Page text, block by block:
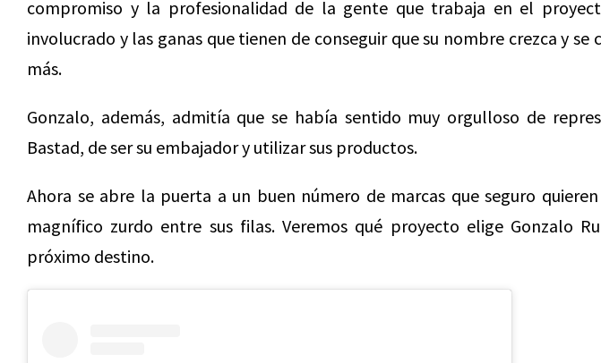
compromiso y la profesionalidad de la gente que trabaja en el
involucrado y las ganas que tienen de conseguir que su nombre crezca y se
más.
Gonzalo, además, admitía que se había sentido muy orgulloso de
Bastad, de ser su embajador y utilizar sus productos.
Ahora se abre la puerta a un buen número de marcas que seguro
magnífico zurdo entre sus filas. Veremos qué proyecto elige Gonzalo
próximo destino.